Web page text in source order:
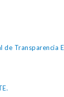
Transparencia